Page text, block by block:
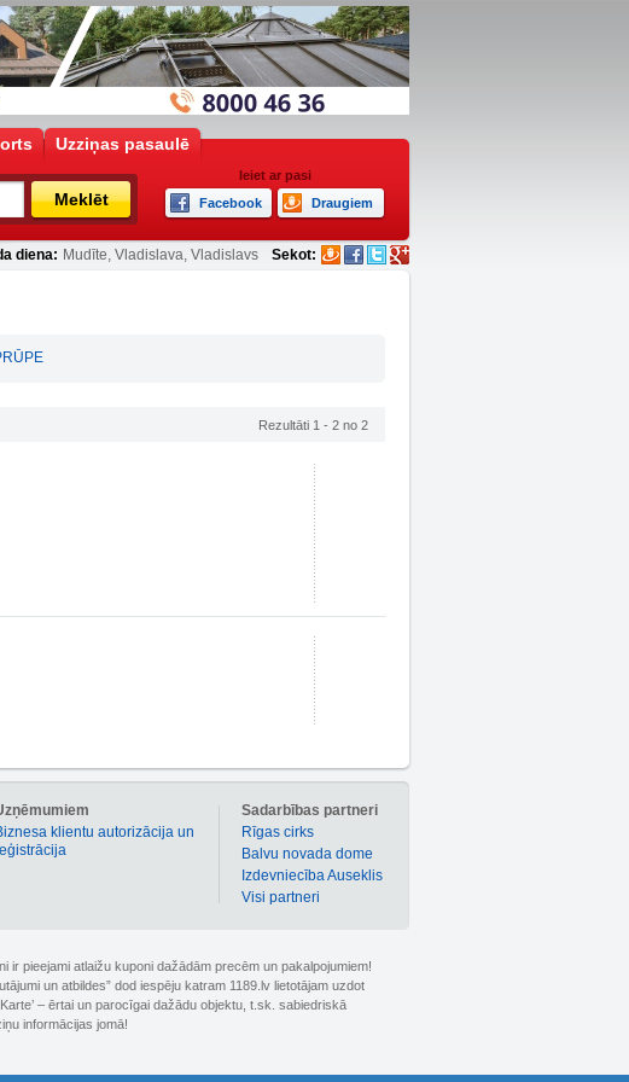
Uzziņas pasaulē
Meklēt
Ieiet ar pasi
Facebook
Draugiem
diena: Mudīte, Vladislava, Vladislavs Sekot:
Rezultāti 1 - 2 no 2
Sadarbības partneri
Rīgas cirks
Balvu novada dome
Izdevniecība Auseklis
Visi partneri
klientu autorizācija un
pieejami atlaižu kuponi dažādām precēm un pakalpojumiem!
un atbildes” dod iespēju katram 1189.lv lietotājam uzdot
– ērtai un parocīgai dažādu objektu, t.sk. sabiedriskā
informācijas jomā!